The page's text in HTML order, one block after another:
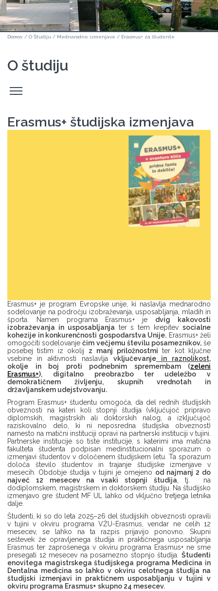
Domov / O Študiju / Mednarodne izmenjave / Erasmus+ za študente
O študiju
Odpri
stranski
Erasmus+ študijska izmenjava
Erasmus+ je program Evropske unije, ki naslavlja mednarodno
sodelovanje na področju izobraževanja, usposabljanja, mladih in
športa. Namen programa Erasmus+ je dvig kakovosti
izobraževanja in usposabljanja ter s tem krepitevsocialne
kohezije in konkurenčnosti gospodarstva Unije. Erasmus+ želi
omogočiti sodelovanječim večjemu številu posameznikov,še
posebej tistim iz okolij z manj priložnostmi ter kot ključne
vsebine in aktivnosti naslavlja vključevanje in raznolikost,
okolje in boj proti podnebnim spremembam (zeleni
Erasmus+), digitalno preobrazbo ter udeležbo v
demokratičnem življenju, skupnih vrednotah in
državljanskem udejstvovanju.
Program Erasmus+ študentu omogoča, da del rednih študijskih
obveznosti na kateri koli stopnji študija (vključujoč pripravo
diplomskih, magistrskih ali doktorskih nalog, a izključujoč
raziskovalno delo, ki ni neposredna študijska obveznost)
namesto na matični instituciji opravi na partnerski instituciji v tujini.
Partnerske institucije so tiste institucije, s katerimi ima matična
fakulteta študenta podpisan medinstitucionalni sporazum o
izmenjavi študentov v določenem študijskem letu. Ta sporazum
določa število študentov in trajanje študijske izmenjave v
mesecih. Obdobje študija v tujini je omejeno od najmanj 2 do
največ 12 mesecev na vsaki stopnji študija, tj. na
dodiplomskem, magistrskem in doktorskem študiju. Na študijsko
izmenjavo gre študent MF UL lahko od vključno tretjega letnika
dalje.
Študenti, ki so do leta 2025–26 del študijskih obveznosti opravili
v tujini v okviru programa VŽU-Erasmus, vendar ne celih 12
mesecev, se lahko na ta razpis prijavijo ponovno. Skupni
seštevek že opravljenega študija in praktičnega usposabljanja
Erasmus ter zaprošenega v okviru programa Erasmus+ ne sme
presegati 12 mesecev na posamezno stopnjo študija. Študenti
enovitega magistrskega študijskega programa Medicina in
Dentalna medicina so lahko v okviru celotnega študija na
študijski izmenjavi in praktičnem usposabljanju v tujini v
okviru programa Erasmus+ skupno 24 mesecev.